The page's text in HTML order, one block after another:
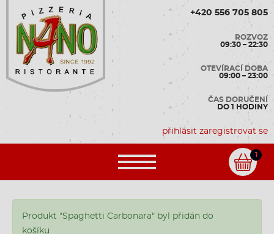
+420 556 705 805
ROZVOZ
09:30 – 22:30
OTEVÍRACÍ DOBA
09:00 – 23:00
ČAS DORUČENÍ
DO 1 HODINY
přihlásit zaregistrovat se
1
Produkt "Spaghetti Carbonara" byl přidán do
košíku